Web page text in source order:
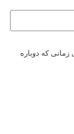
زمانی که دوباره